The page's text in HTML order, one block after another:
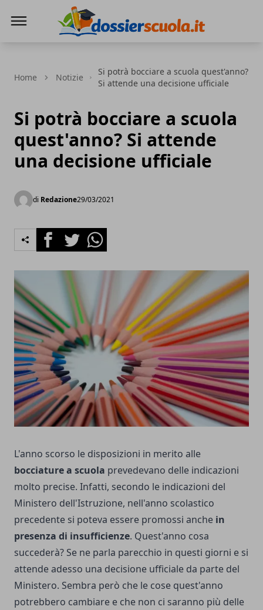
Home Notizie
Si potrà bocciare a scuola quest'anno?
Si attende una decisione ufficiale
Si potrà bocciare a scuola
quest'anno? Si attende
una decisione ufficiale
di Redazione29/03/2021
FacebookTwitterWhatsapp
L'anno scorso le disposizioni in merito alle
bocciature a scuola prevedevano delle indicazioni
molto precise. Infatti, secondo le indicazioni del
Ministero dell'Istruzione, nell'anno scolastico
precedente si poteva essere promossi anche in
presenza di insufficienze. Quest'anno cosa
succederà? Se ne parla parecchio in questi giorni e si
attende adesso una decisione ufficiale da parte del
Ministero. Sembra però che le cose quest'anno
potrebbero cambiare e che non ci saranno più delle